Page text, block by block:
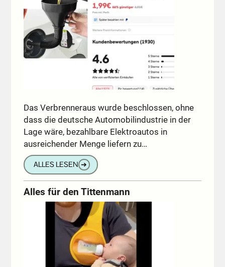
Das Verbrenneraus wurde beschlossen, ohne
dass die deutsche Automobilindustrie in der
Lage wäre, bezahlbare Elektroautos in
ausreichender Menge liefern zu…
ALLES LESEN ➔
Alles für den Tittenmann